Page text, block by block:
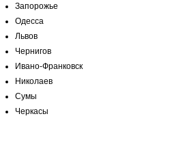
Запорожье
Одесса
Львов
Чернигов
Ивано-Франковск
Николаев
Сумы
Черкасы